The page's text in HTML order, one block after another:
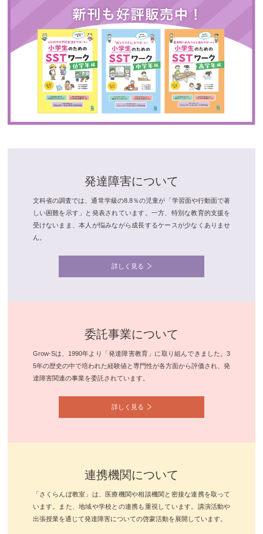
発達障害について
文科省の調査では、通常学級の8.8％の児童が「学習面や行動面で著
しい困難を示す」と発表されています。一方、特別な教育的支援を
受けないまま、本人が悩みながら成長するケースが少なくありませ
ん。
詳しく見る
委託事業について
Grow-Sは、1990年より「発達障害教育」に取り組んできました。3
5年の歴史の中で培われた経験値と専門性が各方面から評価され、発
達障害関連の事業を委託されています。
詳しく見る
連携機関について
「さくらんぼ教室」は、医療機関や相談機関と密接な連携を取って
います。また、地域や学校との連携も重視しています。講演活動や
出張授業を通じて発達障害についての啓蒙活動を展開しています。